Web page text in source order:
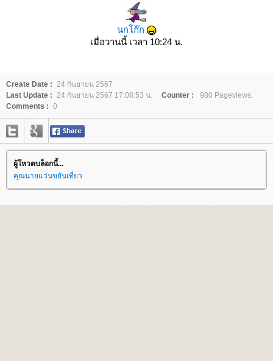
นกโก๊ก
เมื่อวานนี้ เวลา 10:24 น.
Create Date :
24 กันยายน 2567
Last Update :
24 กันยายน 2567 17:08:53 น. Counter :
980 Pageviews.
Comments : 0
ผู้โหวตบล็อกนี้...
คุณนายแว่นขยันเที่ยว